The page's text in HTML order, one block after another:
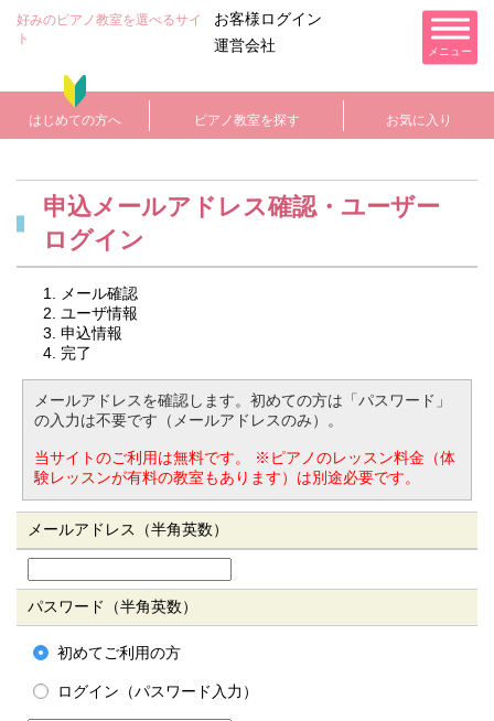
好みのピアノ教室を選べるサイ
ト
お客様ログイン
運営会社
メニュー
はじめての方へ ピアノ教室を探す お気に入り
申込メールアドレス確認・ユーザー
ログイン
メール確認
ユーザ情報
申込情報
完了
メールアドレスを確認します。初めての方は「パスワード」
の入力は不要です（メールアドレスのみ）。
当サイトのご利用は無料です。
※ピアノのレッスン料金（体
験レッスンが有料の教室もあります）は別途必要です。
メールアドレス（半角英数）
パスワード（半角英数）
初めてご利用の方
ログイン（パスワード入力）